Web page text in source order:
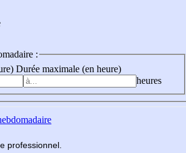
:
Durée maximale (en heure)
heures
professionnel